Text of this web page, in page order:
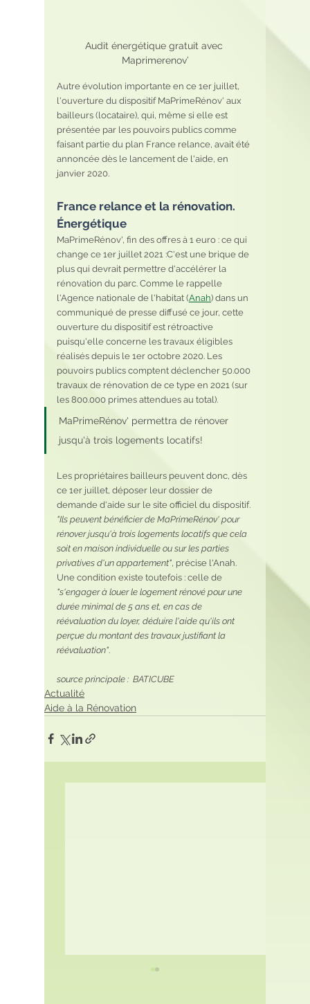
Audit énergétique gratuit avec
Maprimerenov’
Autre évolution importante en ce 1er juillet,
l'ouverture du dispositif MaPrimeRénov' aux
bailleurs (locataire), qui, même si elle est
présentée par les pouvoirs publics comme
faisant partie du plan France relance, avait été
annoncée dès le lancement de l'aide, en
janvier 2020.
France relance et la rénovation.
Énergétique
MaPrimeRénov', fin des offres à 1 euro : ce qui
change ce 1er juillet 2021 :C'est une brique de
plus qui devrait permettre d'accélérer la
rénovation du parc. Comme le rappelle
l'Agence nationale de l'habitat (Anah) dans un
communiqué de presse diffusé ce jour, cette
ouverture du dispositif est rétroactive
puisqu'elle concerne les travaux éligibles
réalisés depuis le 1er octobre 2020. Les
pouvoirs publics comptent déclencher 50.000
travaux de rénovation de ce type en 2021 (sur
les 800.000 primes attendues au total).
MaPrimeRénov' permettra de rénover
jusqu'à trois logements locatifs!
Les propriétaires bailleurs peuvent donc, dès
ce 1er juillet, déposer leur dossier de
demande d'aide sur le site officiel du dispositif.
"Ils peuvent bénéficier de MaPrimeRénov' pour
rénover jusqu'à trois logements locatifs que cela
soit en maison individuelle ou sur les parties
privatives d'un appartement", précise l'Anah.
Une condition existe toutefois : celle de
"s'engager à louer le logement rénové pour une
durée minimal de 5 ans et, en cas de
réévaluation du loyer, déduire l'aide qu'ils ont
perçue du montant des travaux justifiant la
réévaluation".
source principale :  BATICUBE
Actualité
Aide à la Rénovation